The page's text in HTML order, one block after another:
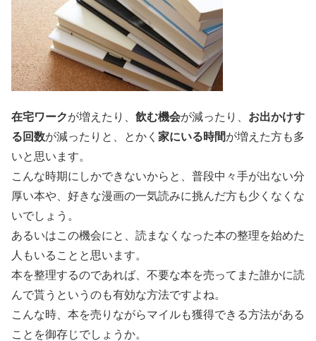
在宅ワークが増えたり、 飲む機会が減ったり、 お出かけす
る回数が減ったりと、とかく 家にいる時間が増えた方も多
いと思います。
こんな時期にしかできないからと、普段中々手が出ない分
厚い本や、好きな漫画の一気読みに挑んだ方も少くなくな
いでしょう。
あるいはこの機会にと、読まなくなった本の整理を始めた
人もいることと思います。
本を整理するのであれば、不要な本を売ってまた誰かに読
んで貰うというのも有効な方法ですよね。
こんな時、本を売りながらマイルも獲得できる方法がある
ことを御存じでしょうか。